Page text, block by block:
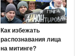
Как избежать
распознавания лица
на митинге?